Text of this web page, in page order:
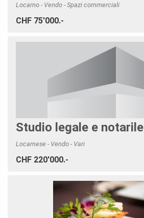
Locarno - Vendo - Spazi commerciali
CHF 75'000.-
Studio legale e notarile
Locarnese - Vendo - Vari
CHF 220'000.-